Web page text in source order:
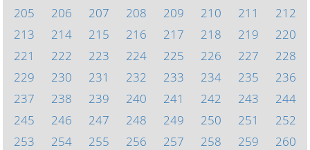
205
206 207 208 209 210 211
212
213
214 215 216 217 218 219
220
221
222 223 224 225 226 227
228
229
230 231 232 233 234 235
236
237
238 239 240 241 242 243
244
245
246 247 248 249 250 251
252
253
254 255 256 257 258 259
260